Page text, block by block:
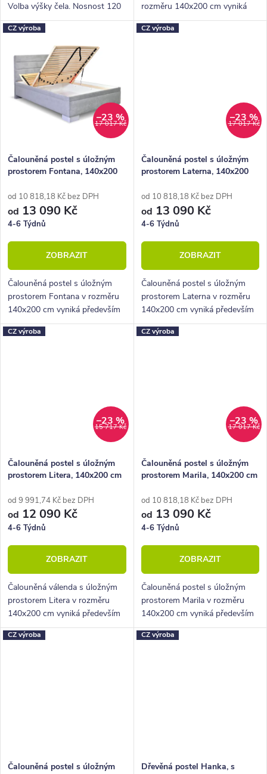
Volba výšky čela. Nosnost 120
Kg.
rozměru 140x200 cm vyniká
především velkou ložnou
plochou. Předností je také
CZ výroba
17 017 Kč
–23 %
Čalouněná postel s úložným
prostorem Fontana, 140x200
od 10 818,18 Kč bez DPH
od 13 090 Kč
4-6 Týdnů
ZOBRAZIT
Čalouněná postel s úložným
prostorem Fontana v rozměru
140x200 cm vyniká především
krásným hlavovým čelem,
objemným úložným prostorem i
CZ výroba
17 017 Kč
–23 %
Čalouněná postel s úložným
prostorem Laterna, 140x200
od 10 818,18 Kč bez DPH
od 13 090 Kč
4-6 Týdnů
ZOBRAZIT
Čalouněná postel s úložným
prostorem Laterna v rozměru
140x200 cm vyniká především
krásným hlavovým čelem,
objemným úložným prostorem i
CZ výroba
15 717 Kč
–23 %
Čalouněná postel s úložným
prostorem Litera, 140x200 cm
od 9 991,74 Kč bez DPH
od 12 090 Kč
4-6 Týdnů
ZOBRAZIT
Čalouněná válenda s úložným
prostorem Litera v rozměru
140x200 cm vyniká především
objemným úložným prostorem,
velkým výběrem potahových
CZ výroba
17 017 Kč
–23 %
Čalouněná postel s úložným
prostorem Marila, 140x200 cm
od 10 818,18 Kč bez DPH
od 13 090 Kč
4-6 Týdnů
ZOBRAZIT
Čalouněná postel s úložným
prostorem Marila v rozměru
140x200 cm vyniká především
krásným hlavovým čelem,
objemným úložným prostorem i
CZ výroba
Čalouněná postel s úložným
CZ výroba
Dřevěná postel Hanka, s